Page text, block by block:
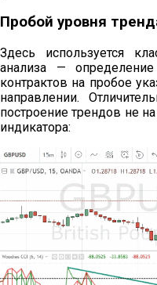
Пробой уровня
Здесь используется
анализа —
контрактов на пробое
направлении.
построение трендов не
индикатора: